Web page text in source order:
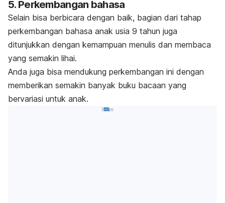
5. Perkembangan bahasa
Selain bisa berbicara dengan baik, bagian dari tahap
perkembangan bahasa anak usia 9 tahun juga
ditunjukkan dengan kemampuan menulis dan membaca
yang semakin lihai.
Anda juga bisa mendukung perkembangan ini dengan
memberikan semakin banyak buku bacaan yang
bervariasi untuk anak.
Iklan